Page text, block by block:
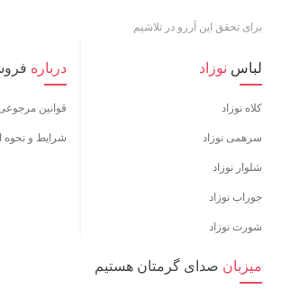
برای تحقق این آرزو در تلاشیم
لباس نوزاد
کلاه نوزاد
سرهمی نوزاد
شلوار نوزاد
جوراب نوزاد
شورت نوزاد
درباره
قوانین
شرایط و نحوه
میزبان صدای گرمتان هستیم